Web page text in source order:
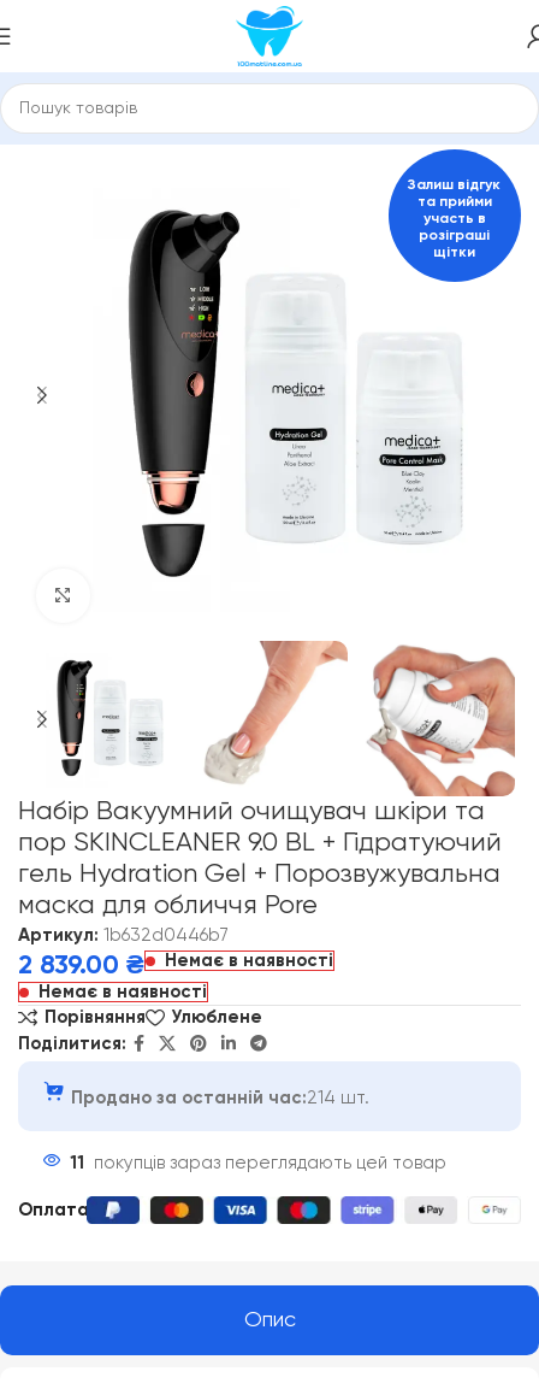
Головна 149061302
Залиш відгук
та прийми
участь в
розіграші
щітки
Набір Вакуумний очищувач шкіри та
пор SKINCLEANER 9.0 BL + Гідратуючий
гель Hydration Gel + Порозвужувальна
маска для обличчя Pore
Артикул: 1b632d0446b7
2 839.00 ₴
Немає в наявності
Немає в наявності
Порівняння
Улюблене
Поділитися:
Продано за останній час:214 шт.
11 покупців зараз переглядають цей товар
Оплата
Опис